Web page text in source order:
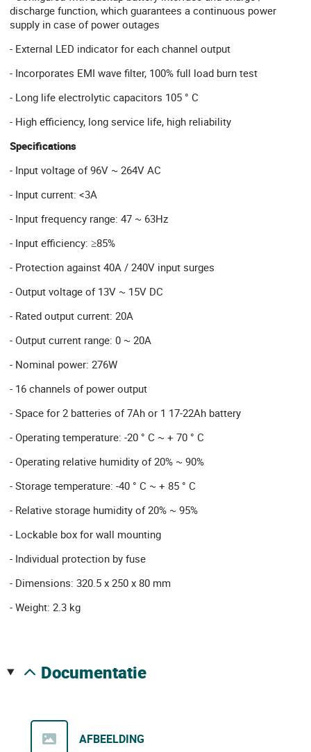
discharge function, which guarantees a continuous power
supply in case of power outages
- External LED indicator for each channel output
- Incorporates EMI wave filter, 100% full load burn test
- Long life electrolytic capacitors 105 ° C
- High efficiency, long service life, high reliability
Specifications
- Input voltage of 96V ~ 264V AC
- Input current: <3A
- Input frequency range: 47 ~ 63Hz
- Input efficiency: ≥85%
- Protection against 40A / 240V input surges
- Output voltage of 13V ~ 15V DC
- Rated output current: 20A
- Output current range: 0 ~ 20A
- Nominal power: 276W
- 16 channels of power output
- Space for 2 batteries of 7Ah or 1 17-22Ah battery
- Operating temperature: -20 ° C ~ + 70 ° C
- Operating relative humidity of 20% ~ 90%
- Storage temperature: -40 ° C ~ + 85 ° C
- Relative storage humidity of 20% ~ 95%
- Lockable box for wall mounting
- Individual protection by fuse
- Dimensions: 320.5 x 250 x 80 mm
- Weight: 2.3 kg
documentatie
AFBEELDING